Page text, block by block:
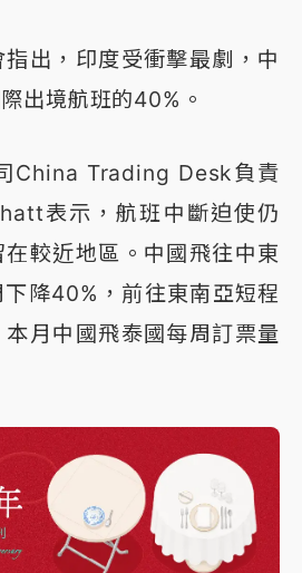
出，印度受衝擊最劇，中
出境航班的40%。
China Trading Desk負責
表示，航班中斷迫使仍
較近地區。中國飛往中東
降40%，前往東南亞短程
月中國飛泰國每周訂票量